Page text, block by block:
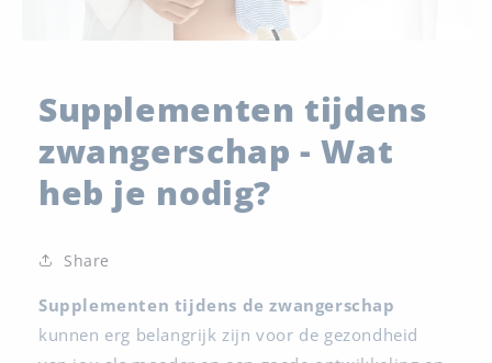
Supplementen tijdens
zwangerschap - Wat
heb je nodig?
Share
Supplementen tijdens de zwangerschap
kunnen erg belangrijk zijn voor de gezondheid